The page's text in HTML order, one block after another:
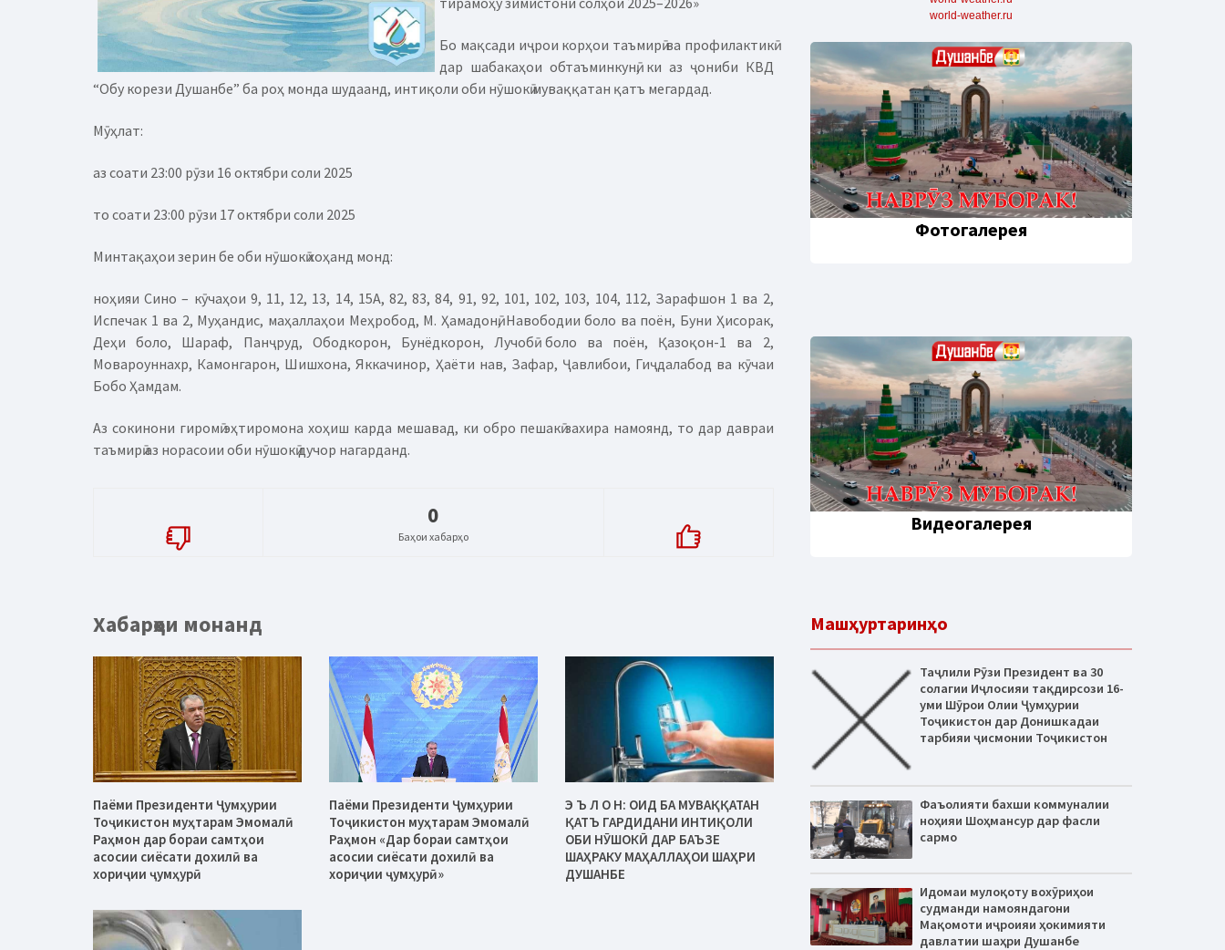
Бо мақсади иҷрои корҳои таъмирӣ ва профилактикӣ
дар шабакаҳои обтаъминкунӣ, ки аз ҷониби КВД
“Обу корези Душанбе” ба роҳ монда шудаанд, интиқоли оби нӯшокӣ муваққатан қатъ мегардад.
Мӯҳлат:
аз соати 23:00 рӯзи 16 октябри соли 2025
то соати 23:00 рӯзи 17 октябри соли 2025
Минтақаҳои зерин бе оби нӯшокӣ хоҳанд монд:
ноҳияи Сино – кӯчаҳои 9, 11, 12, 13, 14, 15А, 82, 83, 84, 91, 92, 101, 102, 103, 104, 112, Зарафшон 1 ва 2,
Испечак 1 ва 2, Муҳандис, маҳаллаҳои Меҳробод, М. Ҳамадонӣ, Навободии боло ва поён, Буни Ҳисорак,
Деҳи боло, Шараф, Панҷруд, Ободкорон, Бунёдкорон, Лучобӣ боло ва поён, Қазоқон-1 ва 2,
Мовароуннахр, Камонгарон, Шишхона, Яккачинор, Ҳаёти нав, Зафар, Ҷавлибои, Гиҷдалабод ва кӯчаи
Бобо Ҳамдам.
Аз сокинони гиромӣ эҳтиромона хоҳиш карда мешавад, ки обро пешакӣ захира намоянд, то дар давраи
таъмирӣ аз норасоии оби нӯшокӣ дучор нагарданд.
0
Баҳои хабарҳо
Хабарҳои монанд
Паёми Президенти Ҷумҳурии
Тоҷикистон муҳтарам Эмомалӣ
Раҳмон дар бораи самтҳои
асосии сиёсати дохилӣ ва
хориҷии ҷумҳурӣ
Паёми Президенти Ҷумҳурии
Тоҷикистон муҳтарам Эмомалӣ
Раҳмон «Дар бораи самтҳои
асосии сиёсати дохилӣ ва
хориҷии ҷумҳурӣ»
Э Ъ Л О Н: ОИД БА МУВАҚҚАТАН
ҚАТЪ ГАРДИДАНИ ИНТИҚОЛИ
ОБИ НӮШОКӢ ДАР БАЪЗЕ
ШАҲРАКУ МАҲАЛЛАҲОИ ШАҲРИ
ДУШАНБЕ
world-weather.ru
Фотогалерея
Видеогалерея
Машҳуртаринҳо
Таҷлили Рӯзи Президент ва 30
солагии Иҷлосияи тақдирсози 16-
уми Шӯрои Олии Ҷумҳурии
Тоҷикистон дар Донишкадаи
тарбияи ҷисмонии Тоҷикистон
Фаъолияти бахши коммуналии
ноҳияи Шоҳмансур дар фасли
сармо
Идомаи мулоқоту вохӯриҳои
судманди намояндагони
Мақомоти иҷроияи ҳокимияти
давлатии шаҳри Душанбе